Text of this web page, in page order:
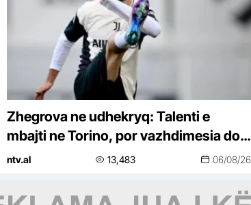
Zhegrova ne udhekryq: Talenti e
mbajti ne Torino, por vazhdimesia do
vendose fatin e tij
ntv.al 13,483 06/08/26